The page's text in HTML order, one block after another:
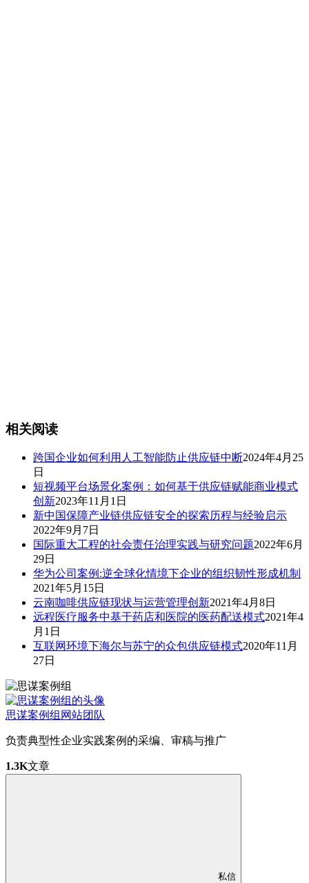
相关阅读
跨国企业如何利用人工智能防止供应链中断2024年4月25
日
短视频平台场景化案例：如何基于供应链赋能商业模式
创新2023年11月1日
新中国保障产业链供应链安全的探索历程与经验启示
2022年9月7日
国际重大工程的社会责任治理实践与研究问题2022年6月
29日
华为公司案例:逆全球化情境下企业的组织韧性形成机制
2021年5月15日
云南咖啡供应链现状与运营管理创新2021年4月8日
远程医疗服务中基于药店和医院的医药配送模式2021年4
月1日
互联网环境下海尔与苏宁的众包供应链模式2020年11月
27日
思谋案例组 网站团队
负责典型性企业实践案例的采编、审稿与推广
1.3K文章
私信